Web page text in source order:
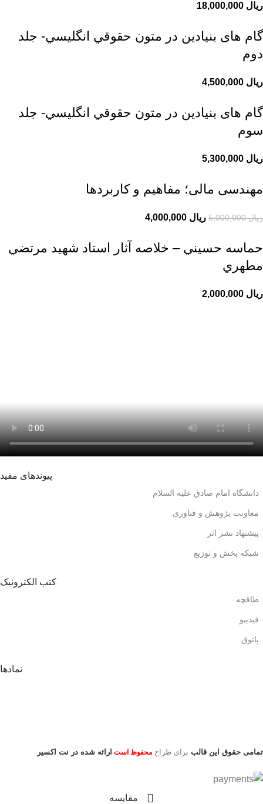
ریال
گام های بنیادین در متون حقوقي انگليسي- جلد
دوم
ریال
گام های بنیادین در متون حقوقي انگليسي- جلد
سوم
ریال
مهندسی مالی؛ مفاهیم و کاربردها
ریال5,000,000 ریال
حماسه حسيني – خلاصه آثار استاد شهيد مرتضي
مطهري
ریال
پیوندهای مفید
دانشگاه امام صادق علیه السلام
معاونت پژوهش و فناوری
پیشنهاد نشر اثر
شبکه پخش و توزیع
کتب الکترونیک
طاقچه
فیدیبو
پاتوق
نمادها
تمامی حقوق این قالب برای طراح محفوظ است ارائه شده در نت اکسیر
مقایسه